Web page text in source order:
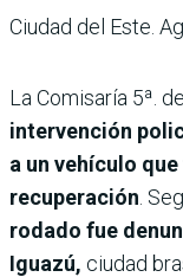
Ciudad del Este.
La Comisaría 5ª.
intervención
a un vehículo
recuperación .
rodado fue
Iguazú, ciudad